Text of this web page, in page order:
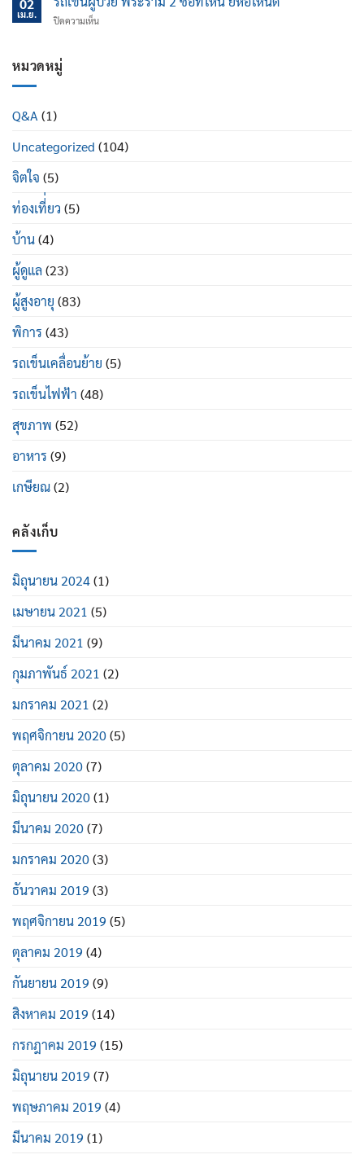
ไหน
นอน
ป้องกัน
ข้อ
บ้าง
02
เม.ย.
ปิดความเห็นบน
ยี่ห้อ
หมวดหมู่
Q&A (1)
Uncategorized (104)
จิตใจ (5)
ท่องเที่่ยว (5)
บ้าน(4)
ผู้ดูแล (23)
ผู้สูงอายุ (83)
พิการ (43)
รถเข็นเคลื่อนย้าย (5)
รถเข็นไฟฟ้า (48)
สุขภาพ (52)
อาหาร (9)
เกษียณ(2)
คลังเก็บ
มิถุนายน 2024(1)
เมษายน 2021 (5)
มีนาคม 2021 (9)
กุมภาพันธ์ 2021 (2)
มกราคม 2021 (2)
พฤศจิกายน 2020(5)
ตุลาคม 2020(7)
มิถุนายน 2020(1)
มีนาคม 2020(7)
มกราคม 2020(3)
ธันวาคม 2019 (3)
พฤศจิกายน 2019 (5)
ตุลาคม 2019 (4)
กันยายน 2019 (9)
สิงหาคม 2019 (14)
กรกฎาคม 2019 (15)
มิถุนายน 2019 (7)
พฤษภาคม 2019 (4)
มีนาคม 2019 (1)